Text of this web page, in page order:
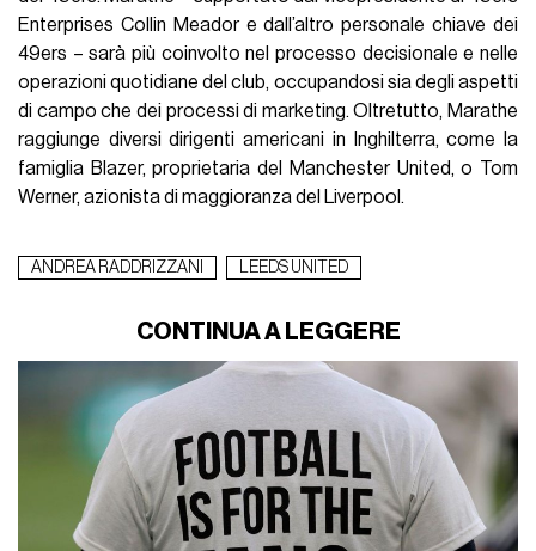
Enterprises Collin Meador e dall’altro personale chiave dei
49ers – sarà più coinvolto nel processo decisionale e nelle
operazioni quotidiane del club, occupandosi sia degli aspetti
di campo che dei processi di marketing. Oltretutto, Marathe
raggiunge diversi dirigenti americani in Inghilterra, come la
famiglia Blazer, proprietaria del Manchester United, o Tom
Werner, azionista di maggioranza del Liverpool.
ANDREA RADDRIZZANI LEEDS UNITED
CONTINUA A LEGGERE